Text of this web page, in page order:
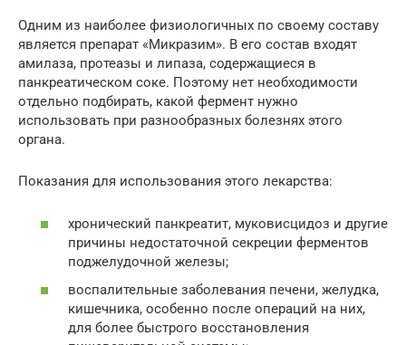
Одним из наиболее физиологичных по своему составу
является препарат «Микразим». В его состав входят
амилаза, протеазы и липаза, содержащиеся в
панкреатическом соке. Поэтому нет необходимости
отдельно подбирать, какой фермент нужно
использовать при разнообразных болезнях этого
органа.
Показания для использования этого лекарства:
хронический панкреатит, муковисцидоз и другие
причины недостаточной секреции ферментов
поджелудочной железы;
воспалительные заболевания печени, желудка,
кишечника, особенно после операций на них,
для более быстрого восстановления